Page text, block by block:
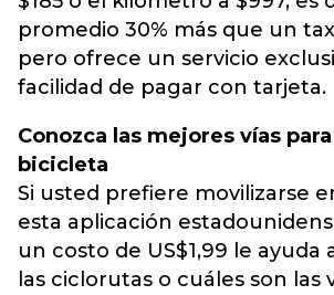
promedio 30% más que un
pero ofrece un servicio
facilidad de pagar con tarjeta.
Conozca las mejores vías
bicicleta
Si usted prefiere movilizarse
esta aplicación
un costo de US$1,99 le ayuda
las ciclorutas o cuáles son las